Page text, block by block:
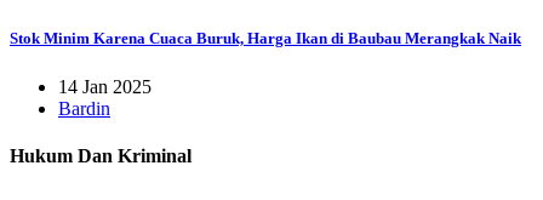
Stok Minim Karena Cuaca Buruk, Harga Ikan di Baubau Merangkak Naik
14 Jan 2025
Bardin
Hukum Dan Kriminal